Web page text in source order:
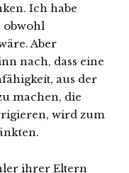
Ich habe
obwohl
Aber
nach, dass eine
aus der
machen, die
wird zum
ihrer Eltern